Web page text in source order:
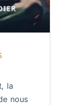
la
nous